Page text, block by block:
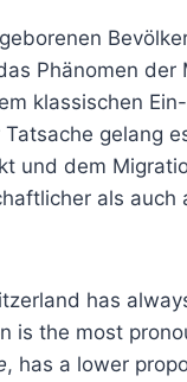
Phänomen
klassischen
gelang
und dem
als auch
has
is the most
, has a lower